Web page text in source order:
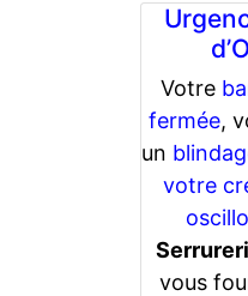
Votre
fermée,
un
votre
vous